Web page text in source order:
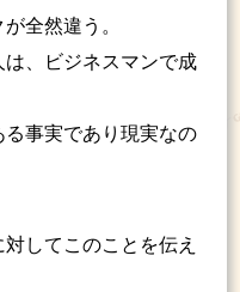
全然違う。
、ビジネスマンで成
事実であり現実なの
してこのことを伝え